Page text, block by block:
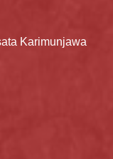
Karimunjawa